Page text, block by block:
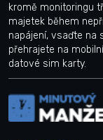
kromě monitoringu
majetek během
napájení, vsaďte na
přehrajete na
datové sim karty.